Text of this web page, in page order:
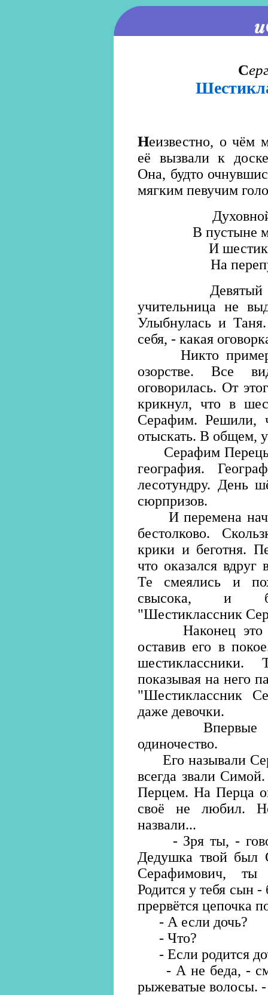
С
Неизвестно, о чём
её вызвали к
Она, будто
мягким певучим
В пустыне
И
На
Девятый
учительница не
Улыбнулась и
себя, - какая
Никто
озорстве. Все
оговорилась. От
крикнул, что в
Серафим. Решили,
отыскать. В общем,
Серафим
география.
лесотундру. День
сюрпризов.
И перемена
бестолково.
крики и беготня.
что оказался вдруг
Те смеялись и
свысока, и
"Шестиклассник
Наконец это
оставив его в
показывая на него
"Шестиклассник
даже девочки.
Впервые в
одиночество.
Его называли
всегда звали
Перцем. На Перца
своё не любил.
назвали...
- Зря ты, -
Дедушка твой был
Серафимович, ты
Родится у тебя сын
прервётся цепочка
- А если дочь?
- Что?
- Если родится
- А не беда, -
рыжеватые волосы.